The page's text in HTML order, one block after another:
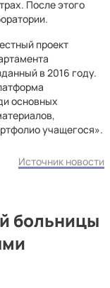
После этого
проект
в 2016 году.
основных
учащегося».
Источник новости
больницы